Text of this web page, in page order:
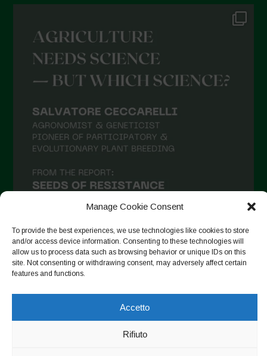
Manage Cookie Consent
To provide the best experiences, we use technologies like cookies to store
and/or access device information. Consenting to these technologies will
allow us to process data such as browsing behavior or unique IDs on this
site. Not consenting or withdrawing consent, may adversely affect certain
features and functions.
Accetto
Rifiuto
Settembre 2021
Agosto 2021
Luglio 2021
Aprile 2021
Febbraio 2021
Novembre 2020
Ottobre 2020 Segui su Instagram
Copyright © 2026. All rights reserved.Privacy Policy-